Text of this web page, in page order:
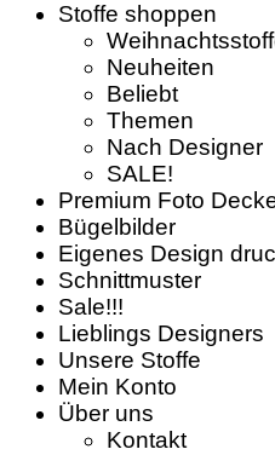
Stoffe shoppen
Neuheiten
Beliebt
Themen
Nach Designer
SALE!
Premium Foto
Bügelbilder
Eigenes Design
Schnittmuster
Sale!!!
Lieblings Designers
Unsere Stoffe
Mein Konto
Über uns
Kontakt